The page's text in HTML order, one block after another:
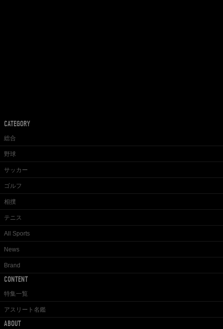
CATEGORY
総合
野球
サッカー
ゴルフ
相撲
テニス
All Sports
News
Brand
CONTENT
特集一覧
アスリート名鑑
ABOUT